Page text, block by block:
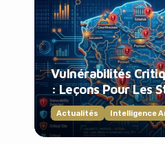
Vulnérabilités
: Leçons Pour Les
Actualités Intelligence